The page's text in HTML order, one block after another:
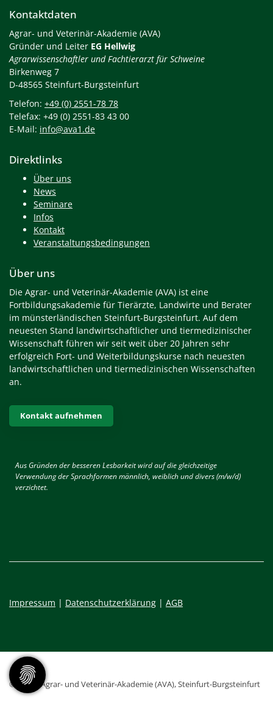
Kontaktdaten
Agrar- und Veterinär-Akademie (AVA)
Gründer und Leiter EG Hellwig
Agrarwissenschaftler und Fachtierarzt für Schweine
Birkenweg 7
D-48565 Steinfurt-Burgsteinfurt
Telefon: +49 (0) 2551-78 78
Telefax: +49 (0) 2551-83 43 00
E-Mail: info@ava1.de
Direktlinks
Über uns
News
Seminare
Infos
Kontakt
Veranstaltungsbedingungen
Über uns
Die Agrar- und Veterinär-Akademie (AVA) ist eine
Fortbildungsakademie für Tierärzte, Landwirte und Berater
im münsterländischen Steinfurt-Burgsteinfurt. Auf dem
neuesten Stand landwirtschaftlicher und tiermedizinischer
Wissenschaft führen wir seit weit über 20 Jahren sehr
erfolgreich Fort- und Weiterbildungskurse nach neuesten
landwirtschaftlichen und tiermedizinischen Wissenschaften
an.
Kontakt aufnehmen
Aus Gründen der besseren Lesbarkeit wird auf die gleichzeitige
Verwendung der Sprachformen männlich, weiblich und divers (m/w/d)
verzichtet.
Impressum | Datenschutzerklärung | AGB
© 2026 - Agrar- und Veterinär-Akademie (AVA), Steinfurt-Burgsteinfurt